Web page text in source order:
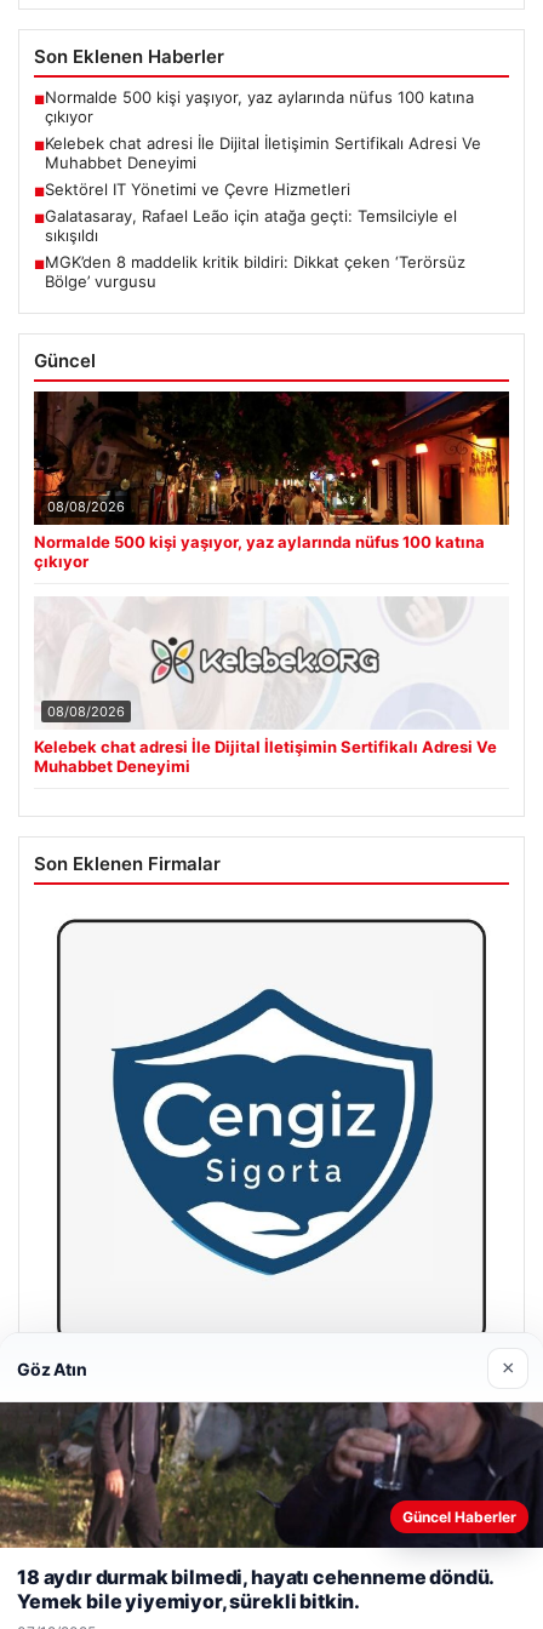
Son Eklenen Haberler
■Normalde 500 kişi yaşıyor, yaz aylarında nüfus 100 katına
çıkıyor
■Kelebek chat adresi İle Dijital İletişimin Sertifikalı Adresi Ve
Muhabbet Deneyimi
■Sektörel IT Yönetimi ve Çevre Hizmetleri
■Galatasaray, Rafael Leão için atağa geçti: Temsilciyle el
sıkışıldı
■MGK’den 8 maddelik kritik bildiri: Dikkat çeken ‘Terörsüz
Bölge’ vurgusu
Güncel
08/08/2026
Normalde 500 kişi yaşıyor, yaz aylarında nüfus 100 katına
çıkıyor
08/08/2026
Kelebek chat adresi İle Dijital İletişimin Sertifikalı Adresi Ve
Muhabbet Deneyimi
Son Eklenen Firmalar
Hastaş Beton
26/05/2026
© 2026 Bülten Saati – Güncel Haberler
Web sitemizi nasıl kullandığınızı daha iyi anlayabilmek,
kullanıyoruz.Çerez Politikamız
Kabul Et
Göz Atın ×
Güncel Haberler
18 aydır durmak bilmedi, hayatı cehenneme döndü.
Yemek bile yiyemiyor, sürekli bitkin.